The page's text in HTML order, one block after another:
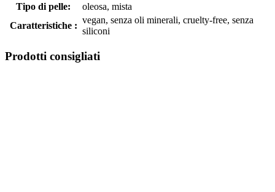
Tipo di pelle:
oleosa, mista
Caratteristiche :
vegan, senza oli minerali, cruelty-free, senza
siliconi
Prodotti consigliati